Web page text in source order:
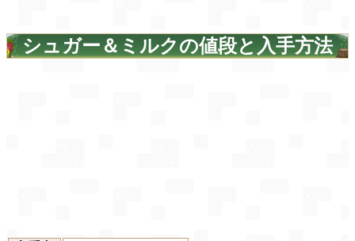
シュガー＆ミルクの値段と入手方法